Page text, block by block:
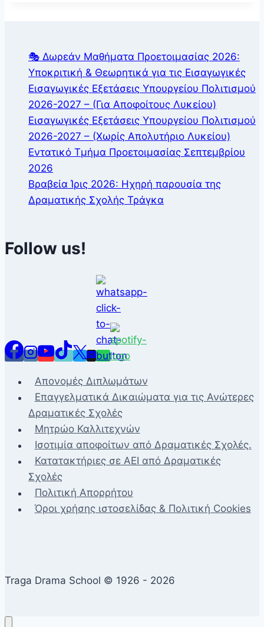
🎭 Δωρεάν Μαθήματα Προετοιμασίας 2026:
Υποκριτική & Θεωρητικά για τις Εισαγωγικές
Εισαγωγικές Εξετάσεις Υπουργείου Πολιτισμού
2026-2027 – (Για Αποφοίτους Λυκείου)
Εισαγωγικές Εξετάσεις Υπουργείου Πολιτισμού
2026-2027 – (Χωρίς Απολυτήριο Λυκείου)
Εντατικό Τμήμα Προετοιμασίας Σεπτεμβρίου
2026
Βραβεία Ίρις 2026: Ηχηρή παρουσία της
Δραματικής Σχολής Τράγκα
Follow us!
Απονομές Διπλωμάτων
Επαγγελματικά Δικαιώματα για τις Ανώτερες
Δραματικές Σχολές
Μητρώο Καλλιτεχνών
Ισοτιμία αποφοίτων από Δραματικές Σχολές.
Κατατακτήριες σε ΑΕΙ από Δραματικές
Σχολές
Πολιτική Απορρήτου
Όροι χρήσης ιστοσελίδας & Πολιτική Cookies
Traga Drama School © 1926 - 2026